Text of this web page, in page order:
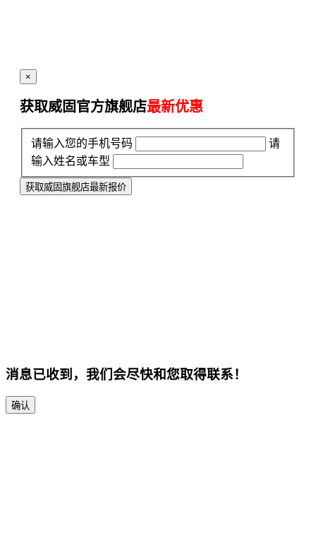
×
获取威固官方旗舰店最新优惠
请输入您的手机号码
请
输入姓名或车型
获取威固旗舰店最新报价
消息已收到，我们会尽快和您取得联系！
确认